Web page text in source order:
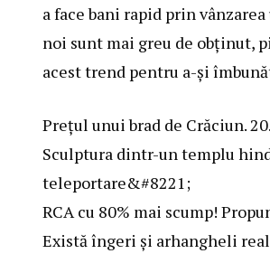
a face bani rapid prin
noi sunt mai greu de obținut,
acest trend pentru a-și
Prețul unui brad de Crăciun.
Sculptura dintr-un templu
teleportare&#8221;
RCA cu 80% mai scump!
Există îngeri și arhangheli